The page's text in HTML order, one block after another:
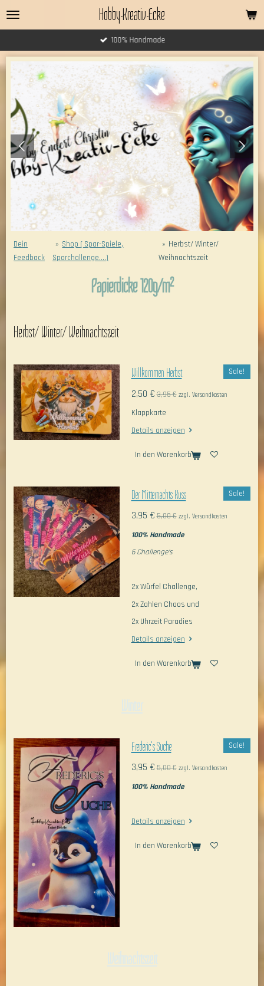
Zum
Hobby-Kreativ-Ecke
100% Handmade
Dein
Feedback
» Shop ( Spar-Spiele,
Sparchallenge....)
» Herbst/ Winter/
Weihnachtszeit
Papierdicke 120g/m²
Herbst/ Winter/ Weihnachtszeit
Sale!
Willkommen Herbst
2,50 € 3,95 € zzgl. Versandkosten
Klappkarte
Details anzeigen
In den Warenkorb
Sale!
Der Mitternachts Kuss
3,95 € 5,00 € zzgl. Versandkosten
100% Handmade
6 Challenge's
2x Würfel Challenge,
2x Zahlen Chaos und
2x Uhrzeit Paradies
Details anzeigen
In den Warenkorb
Sale!
Frederic's Suche
3,95 € 5,00 € zzgl. Versandkosten
100% Handmade
Details anzeigen
In den Warenkorb